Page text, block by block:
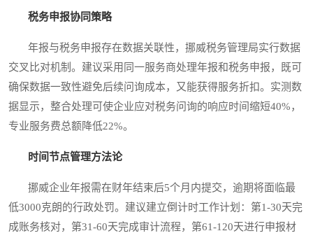
税务申报协同策略
年报与税务申报存在数据关联性，挪威税务管理局实行数据
交叉比对机制。建议采用同一服务商处理年报和税务申报，既可
确保数据一致性避免后续问询成本，又能获得服务折扣。实测数
据显示，整合处理可使企业应对税务问询的响应时间缩短40%，
专业服务费总额降低22%。
时间节点管理方法论
挪威企业年报需在财年结束后5个月内提交，逾期将面临最
低3000克朗的行政处罚。建议建立倒计时工作计划：第1-30天完
成账务核对，第31-60天完成审计流程，第61-120天进行申报材